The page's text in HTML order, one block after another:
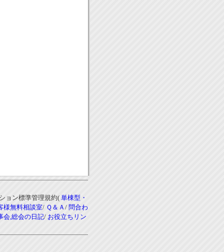
ョン標準管理規約( 単棟型・
様無料相談室/ Ｑ＆Ａ / 問合わ
会,総会の日記/ お役立ちリン